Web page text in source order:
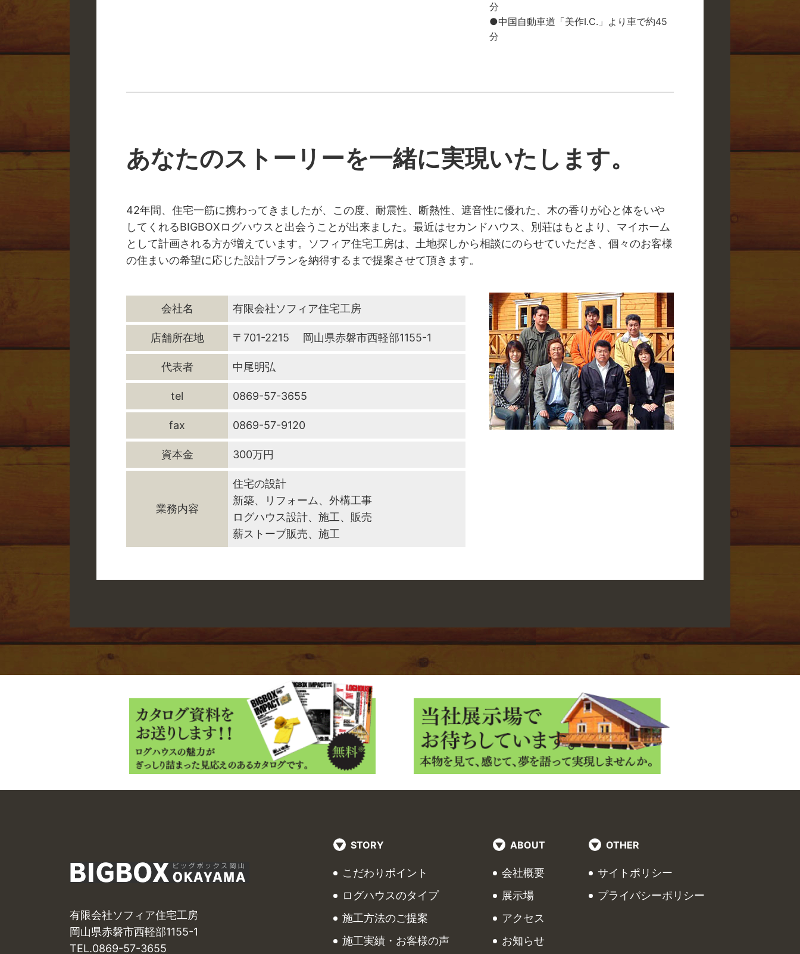
分
●中国自動車道「美作I.C.」より車で約45
分
あなたのストーリーを一緒に実現いたします。
42年間、住宅一筋に携わってきましたが、この度、耐震性、断熱性、遮音性に優れた、木の香りが心と体をいや
してくれるBIGBOXログハウスと出会うことが出来ました。最近はセカンドハウス、別荘はもとより、マイホーム
として計画される方が増えています。ソフィア住宅工房は、土地探しから相談にのらせていただき、個々のお客様
の住まいの希望に応じた設計プランを納得するまで提案させて頂きます。
会社名 有限会社ソフィア住宅工房
店舗所在地 〒701-2215 岡山県赤磐市西軽部1155-1
代表者 中尾明弘
tel 0869-57-3655
fax 0869-57-9120
資本金 300万円
業務内容
住宅の設計
新築、リフォーム、外構工事
ログハウス設計、施工、販売
薪ストーブ販売、施工
有限会社ソフィア住宅工房
岡山県赤磐市西軽部1155-1
TEL.0869-57-3655
STORY
こだわりポイント
ログハウスのタイプ
施工方法のご提案
施工実績・お客様の声
ABOUT
会社概要
展示場
アクセス
お知らせ
OTHER
サイトポリシー
プライバシーポリシー